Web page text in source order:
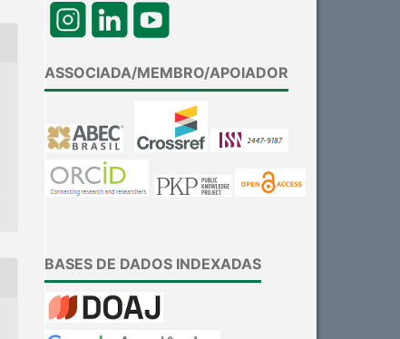
ASSOCIADA/MEMBRO/APOIADOR
BASES DE DADOS INDEXADAS